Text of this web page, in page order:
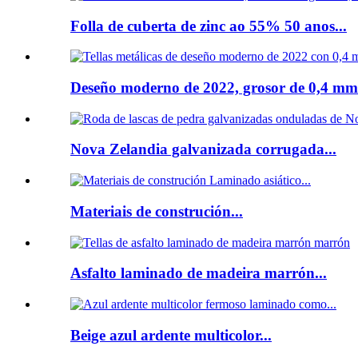
Folla de cuberta de zinc ao 55% 50 anos...
Deseño moderno de 2022, grosor de 0,4
Nova Zelandia galvanizada corrugada...
Materiais de construción...
Asfalto laminado de madeira marrón...
Beige azul ardente multicolor...